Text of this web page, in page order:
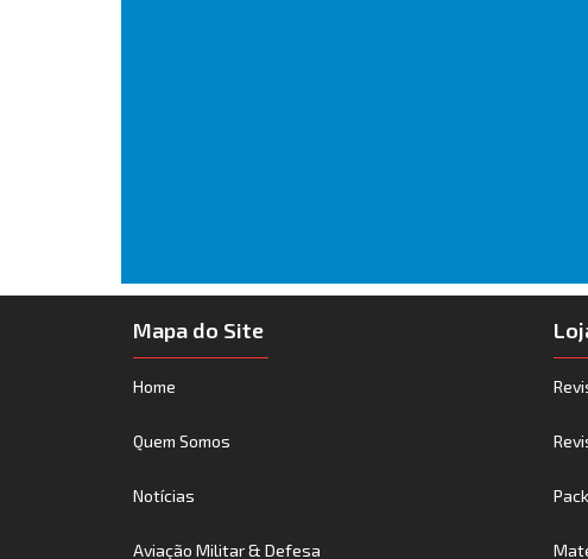
Mapa do Site
Home
Quem Somos
Notícias
Aviação Militar & Defesa